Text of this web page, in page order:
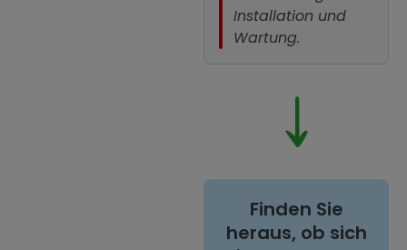
Installation und
Wartung.
Finden Sie
heraus, ob sich